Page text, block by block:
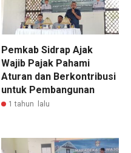
Pemkab Sidrap Ajak
Wajib Pajak Pahami
Aturan dan Berkontribusi
untuk Pembangunan
1 tahun lalu